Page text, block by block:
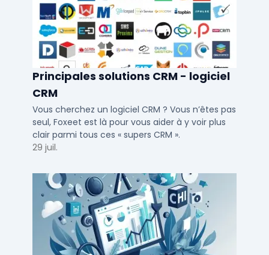
Principales solutions CRM - logiciel
CRM
Vous cherchez un logiciel CRM ? Vous n’êtes pas
seul, Foxeet est là pour vous aider à y voir plus
clair parmi tous ces « supers CRM ».
29 juil.